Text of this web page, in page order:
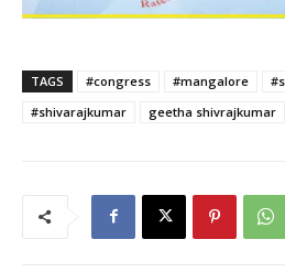
TAGS #congress #mangalore
#shivarajkumar
geetha shivrajkumar